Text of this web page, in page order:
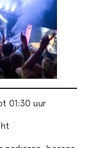
01:30 uur